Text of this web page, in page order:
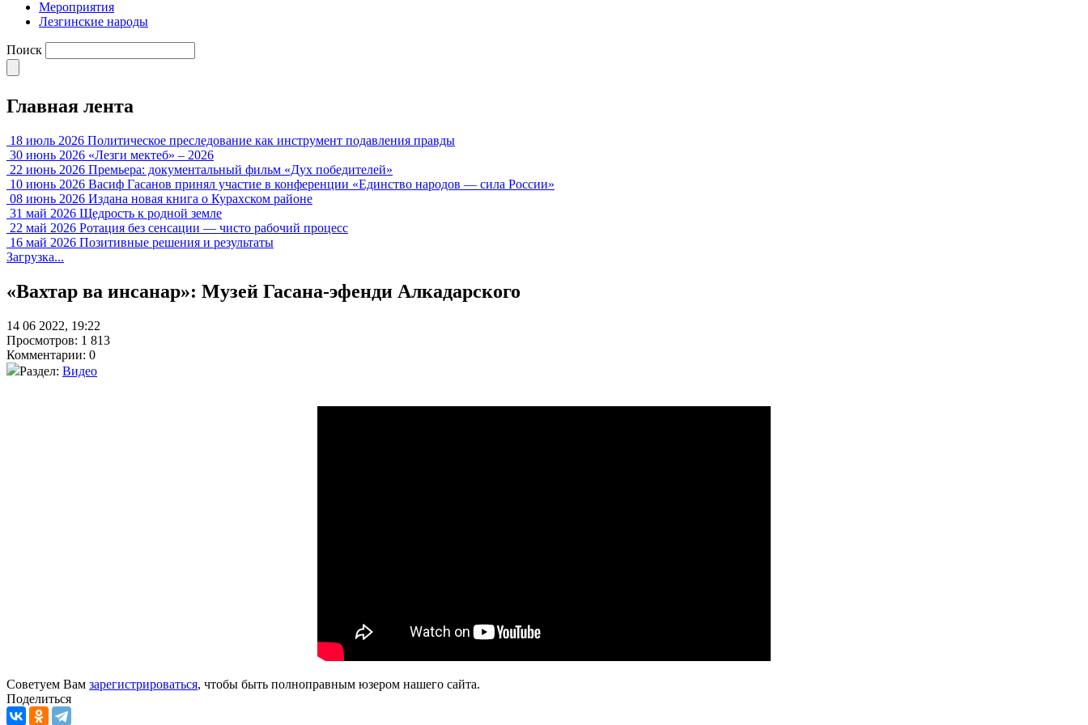
Мероприятия
Лезгинские народы
Поиск
Главная лента
18 июль 2026 Политическое преследование как инструмент подавления правды
30 июнь 2026 «Лезги мектеб» – 2026
22 июнь 2026 Премьера: документальный фильм «Дух победителей»
10 июнь 2026 Васиф Гасанов принял участие в конференции «Единство народов — сила России»
08 июнь 2026 Издана новая книга о Курахском районе
31 май 2026 Щедрость к родной земле
22 май 2026 Ротация без сенсации — чисто рабочий процесс
16 май 2026 Позитивные решения и результаты
Загрузка...
«Вахтар ва инсанар»: Музей Гасана-эфенди Алкадарского
14 06 2022, 19:22
Просмотров: 1 813
Комментарии: 0
Раздел: Видео
Советуем Вам зарегистрироваться, чтобы быть полноправным юзером нашего сайта.
Поделиться